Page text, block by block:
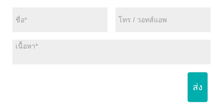
ส่ง